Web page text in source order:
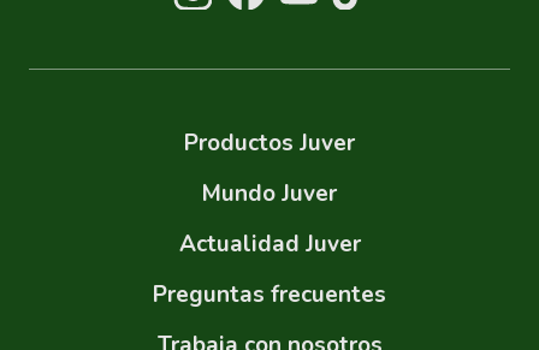
Productos Juver
Mundo Juver
Actualidad Juver
Preguntas frecuentes